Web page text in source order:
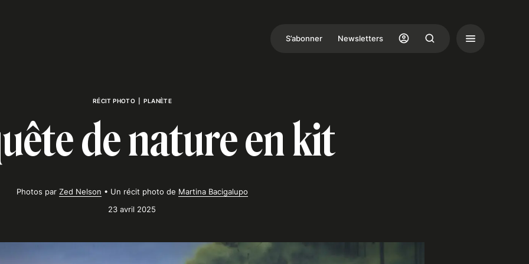
S’abonner Newsletters
RÉCIT PHOTO |PLANÈTE
de nature en kit
Photos par Zed Nelson • Un récit photo de Martina Bacigalupo
23 avril 2025